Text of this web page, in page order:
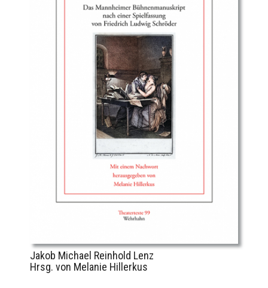
Jakob Michael Reinhold Lenz
Hrsg. von Melanie Hillerkus